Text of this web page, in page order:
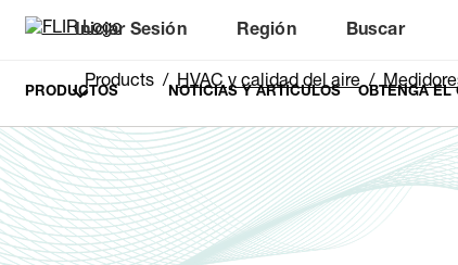
Iniciar Sesión Región Buscar
PRODUCTOS NOTICIAS Y ARTÍCULOS OBTENGA EL
Products HVAC y calidad del aire